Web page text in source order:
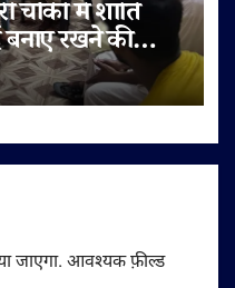
चौकी में शांति
बनाए रखने की
जाएगा. आवश्यक फ़ील्ड